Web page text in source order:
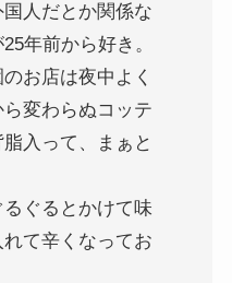
人だとか関係な
年前から好き。
お店は夜中よく
変わらぬコッテ
入って、まぁと
ぐるとかけて味
て辛くなってお